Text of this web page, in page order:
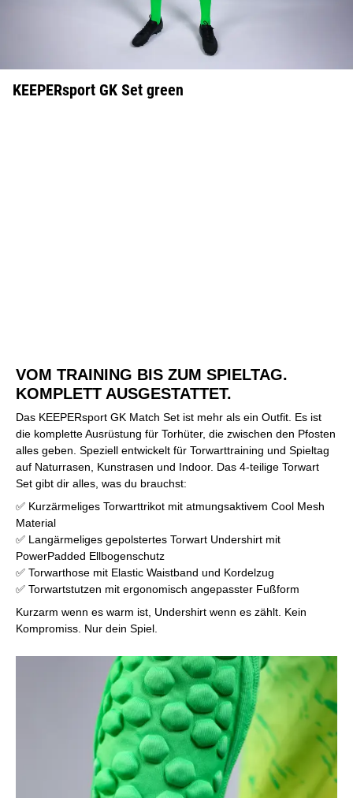
KEEPERsport GK Set green
VOM TRAINING BIS ZUM SPIELTAG.
KOMPLETT AUSGESTATTET.
Das KEEPERsport GK Match Set ist mehr als ein Outfit. Es ist
die komplette Ausrüstung für Torhüter, die zwischen den Pfosten
alles geben. Speziell entwickelt für Torwarttraining und Spieltag
auf Naturrasen, Kunstrasen und Indoor. Das 4-teilige Torwart
Set gibt dir alles, was du brauchst:
✅ Kurzärmeliges Torwarttrikot mit atmungsaktivem Cool Mesh
Material
✅ Langärmeliges gepolstertes Torwart Undershirt mit
PowerPadded Ellbogenschutz
✅ Torwarthose mit Elastic Waistband und Kordelzug
✅ Torwartstutzen mit ergonomisch angepasster Fußform
Kurzarm wenn es warm ist, Undershirt wenn es zählt. Kein
Kompromiss. Nur dein Spiel.